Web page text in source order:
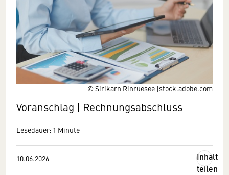
© Sirikarn Rinruesee |stock.adobe.com
Voranschlag | Rechnungsabschluss
Lesedauer: 1 Minute
10.06.2026
Inhalt
teilen